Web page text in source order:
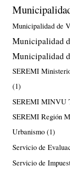
Municipalidad de
Municipalidad
Municipalidad
SEREMI
(1)
SEREMI MINVU
SEREMI Región
Urbanismo (1)
Servicio de
Servicio de